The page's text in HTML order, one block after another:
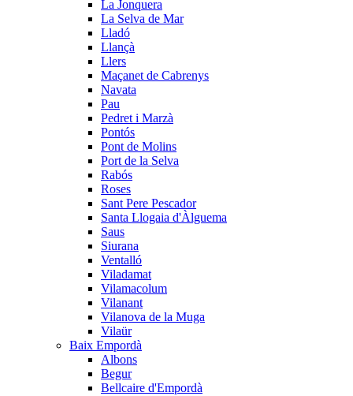
La Jonquera
La Selva de Mar
Lladó
Llançà
Llers
Maçanet de Cabrenys
Navata
Pau
Pedret i Marzà
Pontós
Pont de Molins
Port de la Selva
Rabós
Roses
Sant Pere Pescador
Santa Llogaia d'Àlguema
Saus
Siurana
Ventalló
Viladamat
Vilamacolum
Vilanant
Vilanova de la Muga
Vilaür
Baix Empordà
Albons
Begur
Bellcaire d'Empordà